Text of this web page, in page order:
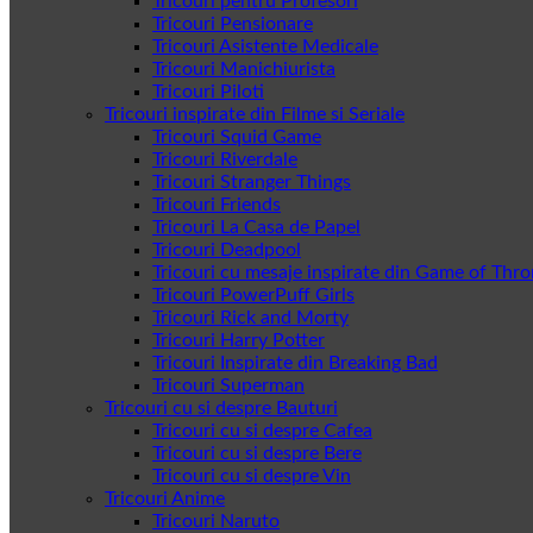
Tricouri Pensionare
Tricouri Asistente Medicale
Tricouri Manichiurista
Tricouri Piloti
Tricouri inspirate din Filme si Seriale
Tricouri Squid Game
Tricouri Riverdale
Tricouri Stranger Things
Tricouri Friends
Tricouri La Casa de Papel
Tricouri Deadpool
Tricouri cu mesaje inspirate din Game of
Tricouri PowerPuff Girls
Tricouri Rick and Morty
Tricouri Harry Potter
Tricouri Inspirate din Breaking Bad
Tricouri Superman
Tricouri cu si despre Bauturi
Tricouri cu si despre Cafea
Tricouri cu si despre Bere
Tricouri cu si despre Vin
Tricouri Anime
Tricouri Naruto